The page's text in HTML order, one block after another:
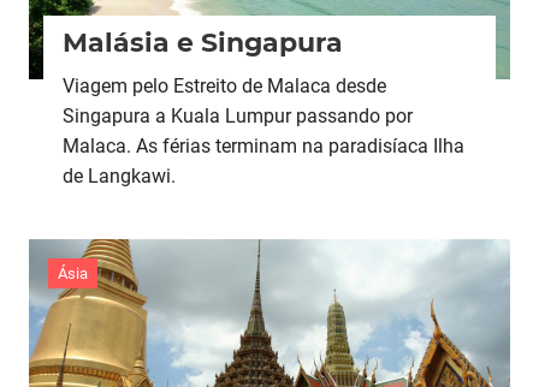
Malásia e Singapura
Viagem pelo Estreito de Malaca desde
Singapura a Kuala Lumpur passando por
Malaca. As férias terminam na paradisíaca Ilha
de Langkawi.
Ásia